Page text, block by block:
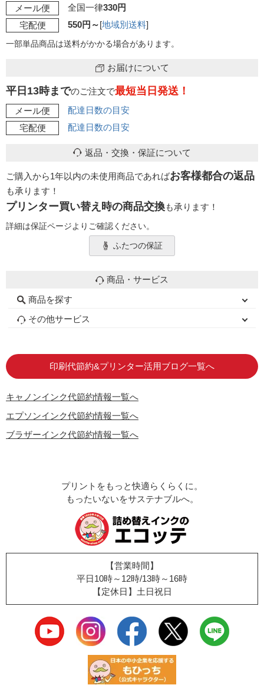
メール便
全国一律330円
宅配便
550円～[地域別送料]
一部単品商品は送料がかかる場合があります。
お届けについて
平日13時までのご注文で最短当日発送！
メール便
配達日数の目安
宅配便
配達日数の目安
返品・交換・保証について
ご購入から1年以内の未使用商品であればお客様都合の返品
も承ります！
プリンター買い替え時の商品交換も承ります！
詳細は保証ページよりご確認ください。
ふたつの保証
商品・サービス
商品を探す
初心者用セット
キャノンインク
エプソンインク
ブラザーインク
詰め替えインク
互換インクボトル
互換インクカートリッジ
再生インクカートリッジ
トナーカートリッジ
その他サービス
印刷代節約&プリンター活用ブログ一覧へ
キャノンインク代節約情報一覧へ
エプソンインク代節約情報一覧へ
ブラザーインク代節約情報一覧へ
プリントをもっと快適らくらくに。
もったいないをサステナブルへ。
【営業時間】
平日10時～12時/13時～16時
【定休日】土日祝日